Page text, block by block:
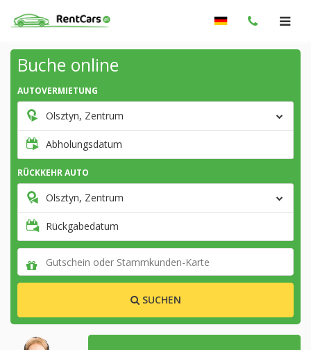
Buche online
AUTOVERMIETUNG
Olsztyn, Zentrum
Abholungsdatum
RÜCKKEHR AUTO
Olsztyn, Zentrum
Rückgabedatum
SUCHEN